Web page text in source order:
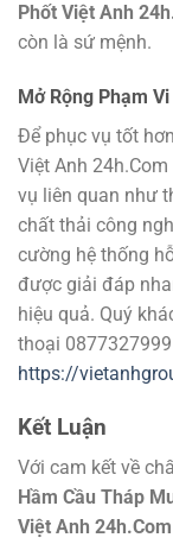
Phốt Việt Anh
còn là sứ mệnh.
Mở Rộng Phạm
Để phục vụ tốt
Việt Anh
vụ liên quan như
chất thải công
cường hệ thống
được giải đáp
hiệu quả. Quý
thoại
https://
Kết Luận
Với cam kết về
Hầm Cầu Tháp
Việt Anh 24h.Com